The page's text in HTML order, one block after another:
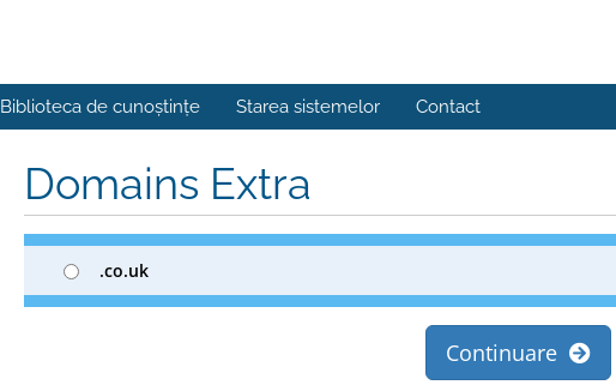
Biblioteca de cunoștințe Starea sistemelor Contact
Domains Extra
.co.uk
Continuare